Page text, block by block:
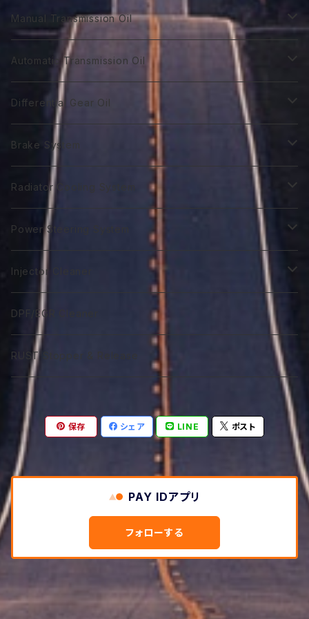
GTR 0Ｗ-20
GTR 5W-30
GTR 10W-30
GTR 0W-40
GTR 5Ｗ-40
GTR 10W-40
GTR 10W-50
GTR 15W-50
GTR 20W-50
GTR 10W-60
GTA 0W-20
GTA 5W-20
GTA 0W-30
GTA 5W-30
GTA 10W-30
GTA 0W-40
GTA 5W-40
GTA 10W-40
GTA 15W-40
GTA 10W-50
GTA 15W-50
GTA 20W-50
Hybrid Car Oil
First 0W-10
First 0W-20
First 0W30
First 0W-40
Excel 0W-10
Excel 0W-30
Excel 0W-40
Sport 0W-20
Sport 0W-30
Sport 0W-40
Super Touring
ST 0W-20
ST 0W-30
ST 5W-30
ST 0W-40
ST 5W-40
ST 5W-50
ST 10W-50
ST 15W-50
Sports VGX
VGX 0W-16
VGX 0W-20
VGX 5W-20
VGX 0W-30
VGX 0W-40
VGX 5W-40
VGX 10W-40
VGX 5W-50
Classico
Classico 10W-40
Classico 15W-40
Classico 10W-50
Classico 15W-50
Classico 20W-50A
Classico 20W-50B
DL-1 0W-30
DL-1 5W-30
DL-1 10W-40
Diesel Power DH-2
DH-2 10W-30
DH-2 15W-40
DH-2 20W-50 ＊
Sports VGX SN EURO-8
Euro C2 0W-30
Euro C2 5W-30
Euro C3 5W-40
Sports VGX SN EURO-12
Euro C3 0W-30
Euro C3 5W-30
Euro C3 5W-40
Biker 4T
Biker 4T Type R
Biker 4T Type S
Biker 4T Type N
Biker 4T Type L
Biker 2T
Biker 2T Type R
Biker 2T Type S
Biker 2T Type N
Manual Transmission Oil
Racing Gear
75番系
80番系
140番系
75W-90
75W-120
85W-90
85W-140
GT Gear
60番系
70番系
75W-90
75W-120
75W-140
85W-140
Syn Gear
70番系
75番系
120番系
75W-90
75W-120
75W-140
Extra Gear
75番系
80番系
90番系
120番系
75W-80
75W-90
Automatic Transmission Oil
ATF Spec -Ⅰ
ATF Spec -Ⅱ
ATF Spec -Ⅲ⁺
ATF Spec -Ⅲ⁺L
ATF Spec -Ⅲ⁺X
ATF Spec -Ⅲ⁺RSZ
ATF Spec -Ⅵ
CVTF
DCTF
DCTF Type R
DCTF Type N
ATF LVF
Differential Gear Oil
GT Gear
75番系
80番系
140番系
250番系
Syn Gear
75番系
80番系
120番系
140番系
250番系
Extra Gear
75番系
80番系
90番系
120番系
140番系
Syn Gear 250
85W-250
85W-250M
Brake System
Racing 650
Super 510
Sport 400
Sport 300
Radiator Cooling System
Super DX Coolant
Coolish Energy
Coolant Restore
Coolant Leakstpper
Power Steering System
PSF type R
PSF type Ｎ
Injector Cleaner
M IC D
M IC G
DPF/EGR Cleaner
RUST Stopper & Release
保存 シェア LINE ポスト
PAY IDアプリ
フォローする